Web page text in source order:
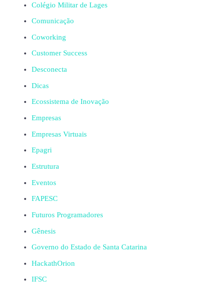
Colégio Militar de Lages
Comunicação
Coworking
Customer Success
Desconecta
Dicas
Ecossistema de Inovação
Empresas
Empresas Virtuais
Epagri
Estrutura
Eventos
FAPESC
Futuros Programadores
Gênesis
Governo do Estado de Santa Catarina
HackathOrion
IFSC